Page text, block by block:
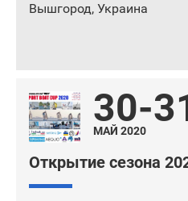
Вышгород, Украина
30-
МАЙ 2020
Открытие сезона